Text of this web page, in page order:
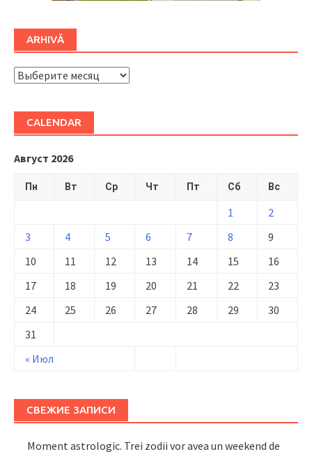
ARHIVĂ
ARHIVĂ
CALENDAR
Август 2026
Пн Вт Ср Чт Пт Сб Вс
« Июл
1
2
3
4 5 6 7 8
9
10
11 12 13 14 15
16
17
18 19 20 21 22
23
24
25 26 27 28 29
30
31
СВЕЖИЕ ЗАПИСИ
Moment astrologic. Trei zodii vor avea un weekend de